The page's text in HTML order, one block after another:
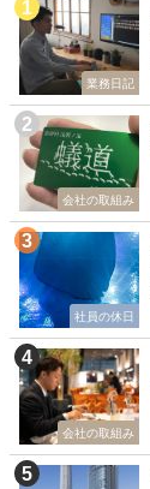
業務日記
会社の取組み
社員の休日
会社の取組み